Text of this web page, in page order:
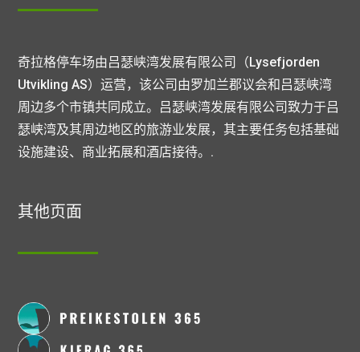
奇拉格停车场由吕瑟峡湾发展有限公司（Lysefjorden
Utvikling AS）运营，该公司由罗加兰郡议会和吕瑟峡湾
周边多个市镇共同成立。吕瑟峡湾发展有限公司致力于吕
瑟峡湾及其周边地区的旅游业发展，其主要任务包括基础
设施建设、商业拓展和酒店接待。.
其他页面